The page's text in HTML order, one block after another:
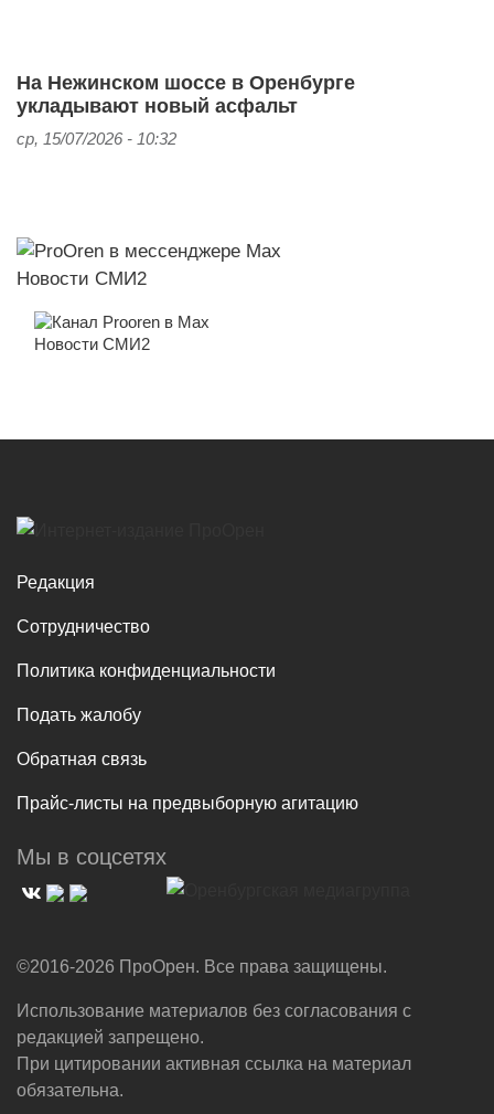
На Нежинском шоссе в Оренбурге
укладывают новый асфальт
ср, 15/07/2026 - 10:32
Новости СМИ2
Новости СМИ2
Редакция
Сотрудничество
Политика конфиденциальности
Подать жалобу
Обратная связь
Прайс-листы на предвыборную агитацию
Мы в соцсетях
©2016-2026 ПроОрен. Все права защищены.
Использование материалов без согласования с
редакцией запрещено.
При цитировании активная ссылка на материал
обязательна.